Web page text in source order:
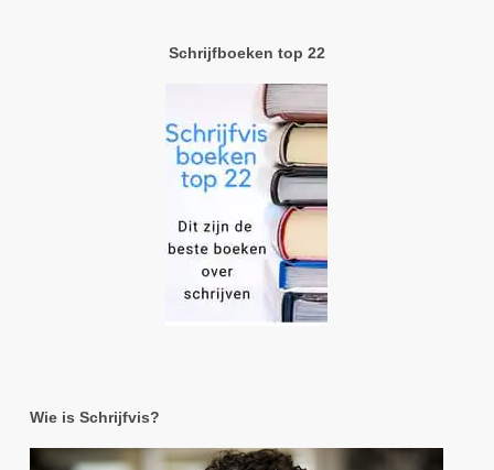
Schrijfboeken top 22
Wie is Schrijfvis?